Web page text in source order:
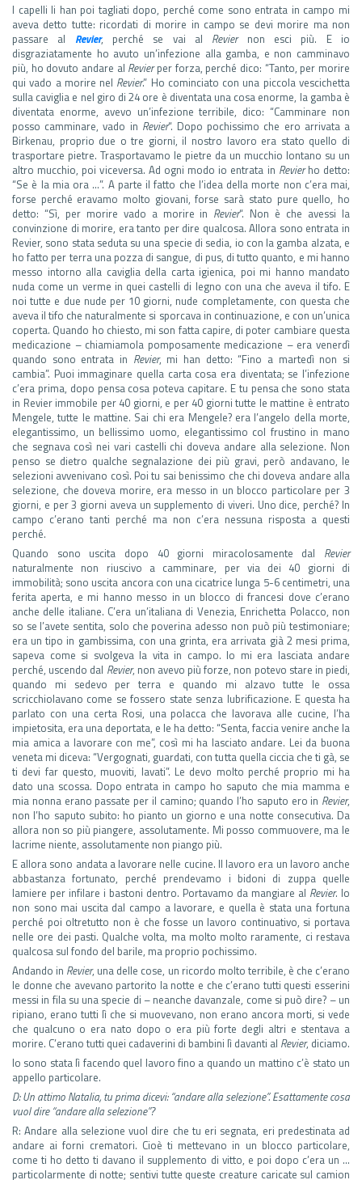
I capelli li han poi tagliati dopo, perché come sono entrata in campo mi
aveva detto tutte: ricordati di morire in campo se devi morire ma non
passare al Revier, perché se vai al Reviernon esci più. E io
disgraziatamente ho avuto un’infezione alla gamba, e non camminavo
più, ho dovuto andare al Revierper forza, perché dico: “Tanto, per morire
qui vado a morire nel Revier.” Ho cominciato con una piccola vescichetta
sulla caviglia e nel giro di 24 ore è diventata una cosa enorme, la gamba è
diventata enorme, avevo un’infezione terribile, dico: “Camminare non
posso camminare, vado in Revier“. Dopo pochissimo che ero arrivata a
Birkenau, proprio due o tre giorni, il nostro lavoro era stato quello di
trasportare pietre. Trasportavamo le pietre da un mucchio lontano su un
altro mucchio, poi viceversa. Ad ogni modo io entrata in Revierho detto:
“Se è la mia ora …”. A parte il fatto che l’idea della morte non c’era mai,
forse perché eravamo molto giovani, forse sarà stato pure quello, ho
detto: “Sì, per morire vado a morire in Revier“. Non è che avessi la
convinzione di morire, era tanto per dire qualcosa. Allora sono entrata in
Revier, sono stata seduta su una specie di sedia, io con la gamba alzata, e
ho fatto per terra una pozza di sangue, di pus, di tutto quanto, e mi hanno
messo intorno alla caviglia della carta igienica, poi mi hanno mandato
nuda come un verme in quei castelli di legno con una che aveva il tifo. E
noi tutte e due nude per 10 giorni, nude completamente, con questa che
aveva il tifo che naturalmente si sporcava in continuazione, e con un’unica
coperta. Quando ho chiesto, mi son fatta capire, di poter cambiare questa
medicazione – chiamiamola pomposamente medicazione – era venerdì
quando sono entrata in Revier, mi han detto: “Fino a martedì non si
cambia”. Puoi immaginare quella carta cosa era diventata; se l’infezione
c’era prima, dopo pensa cosa poteva capitare. E tu pensa che sono stata
in Revier immobile per 40 giorni, e per 40 giorni tutte le mattine è entrato
Mengele, tutte le mattine. Sai chi era Mengele? era l’angelo della morte,
elegantissimo, un bellissimo uomo, elegantissimo col frustino in mano
che segnava così nei vari castelli chi doveva andare alla selezione. Non
penso se dietro qualche segnalazione dei più gravi, però andavano, le
selezioni avvenivano così. Poi tu sai benissimo che chi doveva andare alla
selezione, che doveva morire, era messo in un blocco particolare per 3
giorni, e per 3 giorni aveva un supplemento di viveri. Uno dice, perché? In
campo c’erano tanti perché ma non c’era nessuna risposta a questi
perché.
Quando sono uscita dopo 40 giorni miracolosamente dal Revier
naturalmente non riuscivo a camminare, per via dei 40 giorni di
immobilità; sono uscita ancora con una cicatrice lunga 5-6 centimetri, una
ferita aperta, e mi hanno messo in un blocco di francesi dove c’erano
anche delle italiane. C’era un’italiana di Venezia, Enrichetta Polacco, non
so se l’avete sentita, solo che poverina adesso non può più testimoniare;
era un tipo in gambissima, con una grinta, era arrivata già 2 mesi prima,
sapeva come si svolgeva la vita in campo. Io mi era lasciata andare
perché, uscendo dal Revier, non avevo più forze, non potevo stare in piedi,
quando mi sedevo per terra e quando mi alzavo tutte le ossa
scricchiolavano come se fossero state senza lubrificazione. E questa ha
parlato con una certa Rosi, una polacca che lavorava alle cucine, l’ha
impietosita, era una deportata, e le ha detto: “Senta, faccia venire anche la
mia amica a lavorare con me”, così mi ha lasciato andare. Lei da buona
veneta mi diceva: “Vergognati, guardati, con tutta quella ciccia che ti gà, se
ti devi far questo, muoviti, lavati”. Le devo molto perché proprio mi ha
dato una scossa. Dopo entrata in campo ho saputo che mia mamma e
mia nonna erano passate per il camino; quando l’ho saputo ero in Revier,
non l’ho saputo subito: ho pianto un giorno e una notte consecutiva. Da
allora non so più piangere, assolutamente. Mi posso commuovere, ma le
lacrime niente, assolutamente non piango più.
E allora sono andata a lavorare nelle cucine. Il lavoro era un lavoro anche
abbastanza fortunato, perché prendevamo i bidoni di zuppa quelle
lamiere per infilare i bastoni dentro. Portavamo da mangiare al Revier. Io
non sono mai uscita dal campo a lavorare, e quella è stata una fortuna
perché poi oltretutto non è che fosse un lavoro continuativo, si portava
nelle ore dei pasti. Qualche volta, ma molto molto raramente, ci restava
qualcosa sul fondo del barile, ma proprio pochissimo.
Andando in Revier, una delle cose, un ricordo molto terribile, è che c’erano
le donne che avevano partorito la notte e che c’erano tutti questi esserini
messi in fila su una specie di – neanche davanzale, come si può dire? – un
ripiano, erano tutti lì che si muovevano, non erano ancora morti, si vede
che qualcuno o era nato dopo o era più forte degli altri e stentava a
morire. C’erano tutti quei cadaverini di bambini lì davanti al Revier, diciamo.
Io sono stata lì facendo quel lavoro fino a quando un mattino c’è stato un
appello particolare.
D: Un attimo Natalia, tu prima dicevi: “andare alla selezione”. Esattamente cosa
vuol dire “andare alla selezione”?
R: Andare alla selezione vuol dire che tu eri segnata, eri predestinata ad
andare ai forni crematori. Cioè ti mettevano in un blocco particolare,
come ti ho detto ti davano il supplemento di vitto, e poi dopo c’era un …
particolarmente di notte; sentivi tutte queste creature caricate sul camion